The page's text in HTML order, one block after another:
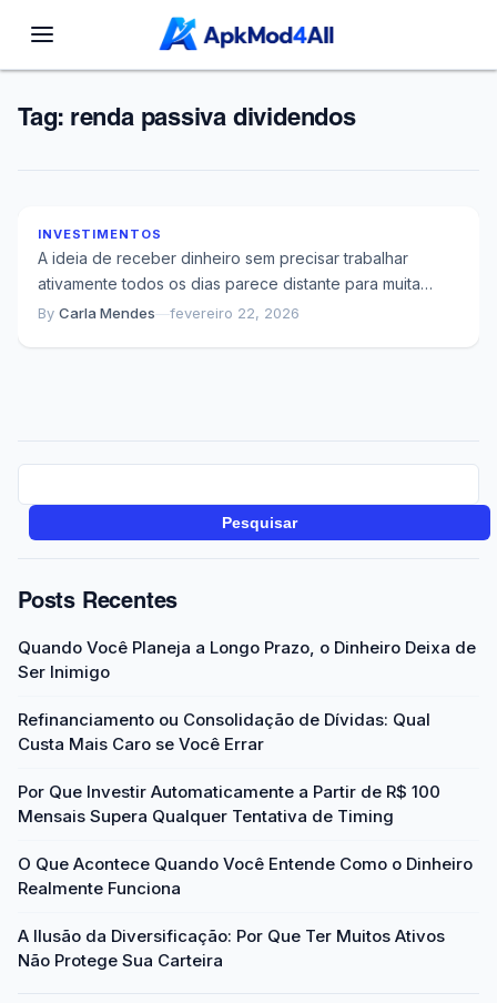
Tag: renda passiva dividendos
INVESTIMENTOS
A ideia de receber dinheiro sem precisar trabalhar
ativamente todos os dias parece distante para muita
gente, mas existe um caminho testado...
By Carla Mendes—fevereiro 22, 2026
Pesquisar
Posts Recentes
Quando Você Planeja a Longo Prazo, o Dinheiro Deixa de
Ser Inimigo
Refinanciamento ou Consolidação de Dívidas: Qual
Custa Mais Caro se Você Errar
Por Que Investir Automaticamente a Partir de R$ 100
Mensais Supera Qualquer Tentativa de Timing
O Que Acontece Quando Você Entende Como o Dinheiro
Realmente Funciona
A Ilusão da Diversificação: Por Que Ter Muitos Ativos
Não Protege Sua Carteira